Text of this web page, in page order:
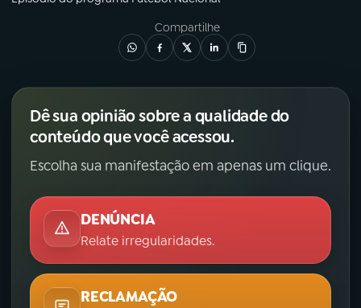
Compartilhe
Dê sua opinião sobre a qualidade do
conteúdo que você acessou.
Escolha sua manifestação em apenas um clique.
DENÚNCIA
Relate irregularidades.
RECLAMAÇÃO